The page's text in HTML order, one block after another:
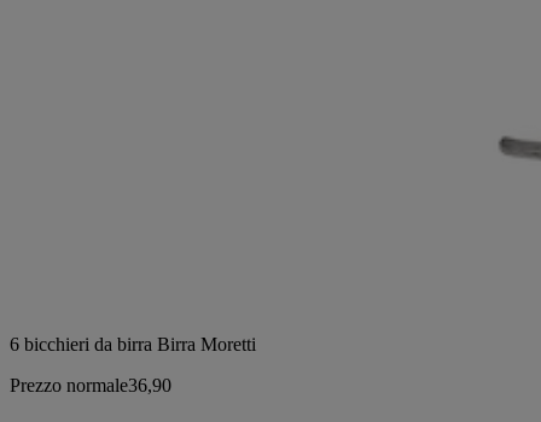
6 bicchieri da birra Birra Moretti
Prezzo normale36,90